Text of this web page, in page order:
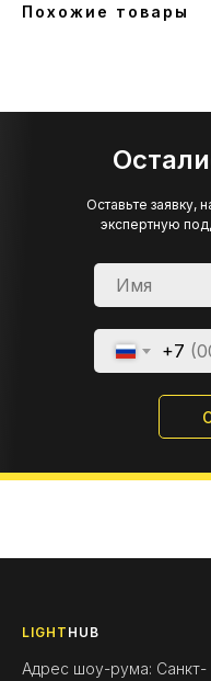
Похожие товары
+7
Оставьте заявку,
экспертную
LIGHT HUB
Адрес шоу-рума: Санкт-